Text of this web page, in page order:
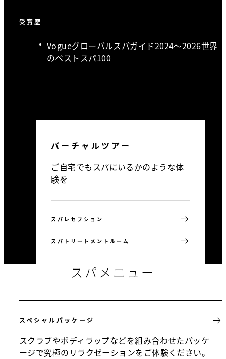
受賞歴
Vogueグローバルスパガイド2024〜2026世界
のベストスパ100
バーチャルツアー
ご自宅でもスパにいるかのような体
験を
スパレセプション
スパトリートメントルーム
スパメニュー
スペシャルパッケージ
スクラブやボディラップなどを組み合わせたパッケ
ージで究極のリラクゼーションをご体験ください。